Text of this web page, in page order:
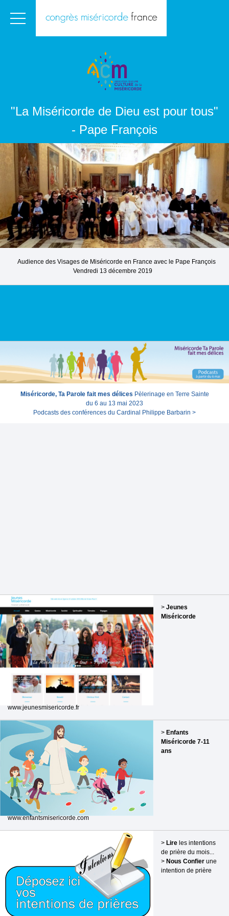
"La Miséricorde de Dieu est pour tous"
- Pape François
Audience des Visages de Miséricorde en France avec le Pape François
Vendredi 13 décembre 2019
Miséricorde, Ta Parole fait mes délices Pèlerinage en Terre Sainte
du 6 au 13 mai 2023
Podcasts des conférences du Cardinal Philippe Barbarin >
> Jeunes
Miséricorde
www.jeunesmisericorde.fr
> Enfants
Miséricorde 7-11
ans
www.enfantsmisericorde.com
> Lire les intentions
de prière du mois...
> Nous Confier une
intention de prière